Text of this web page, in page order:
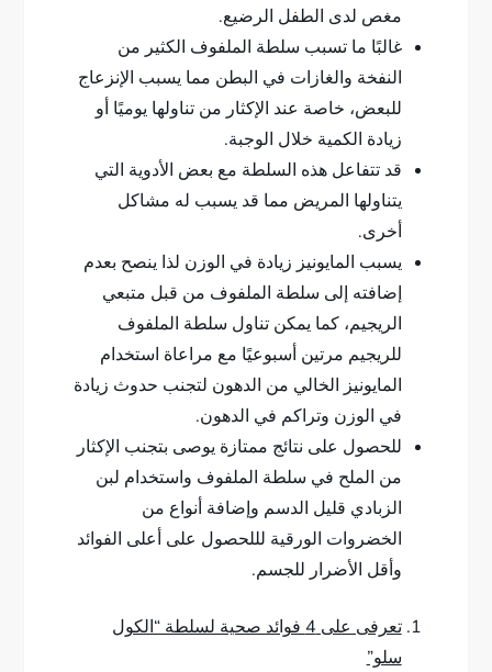
مغص لدى الطفل الرضيع.
غالبًا ما تسبب سلطة الملفوف الكثير من
النفخة والغازات في البطن مما يسبب الإنزعاج
للبعض، خاصة عند الإكثار من تناولها يوميًا أو
زيادة الكمية خلال الوجبة.
قد تتفاعل هذه السلطة مع بعض الأدوية التي
يتناولها المريض مما قد يسبب له مشاكل
أخرى.
يسبب المايونيز زيادة في الوزن لذا ينصح بعدم
إضافته إلى سلطة الملفوف من قبل متبعي
الريجيم، كما يمكن تناول سلطة الملفوف
للريجيم مرتين أسبوعيًا مع مراعاة استخدام
المايونيز الخالي من الدهون لتجنب حدوث زيادة
في الوزن وتراكم في الدهون.
للحصول على نتائج ممتازة يوصى بتجنب الإكثار
من الملح في سلطة الملفوف واستخدام لبن
الزبادي قليل الدسم وإضافة أنواع من
الخضروات الورقية لللحصول على أعلى الفوائد
وأقل الأضرار للجسم.
تعرفى على 4 فوائد صحية لسلطة “الكول
سلو”